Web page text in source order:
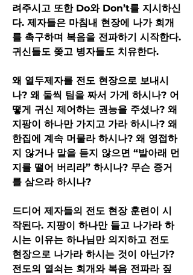
려주시고 또한 Do와 Don’t를 지시하신
다. 제자들은 마침내 현장에 나가 회개
를 촉구하며 복음을 전파하기 시작한다.
귀신들도 쫒고 병자들도 치유한다.
왜 열두제자를 전도 현장으로 보내시
나? 왜 둘씩 팀을 짜서 가게 하시나? 어
떻게 귀신 제어하는 권능을 주셨나? 왜
지팡이 하나만 가지고 가라 하시나? 왜
한집에 계속 머물라 하시나? 왜 영접하
지 않거나 말을 듣지 않으면 “발아래 먼
지를 떨어 버리라” 하시나? 무슨 증거
를 삼으라 하시나?
드디어 제자들의 전도 현장 훈련이 시
작된다. 지팡이 하나만 들고 나가라 하
시는 이유는 하나님만 의지하고 전도
현장으로 나가라 하시는 것이 아닌가?
전도의 열쇠는 회개와 복음 전파라 짚